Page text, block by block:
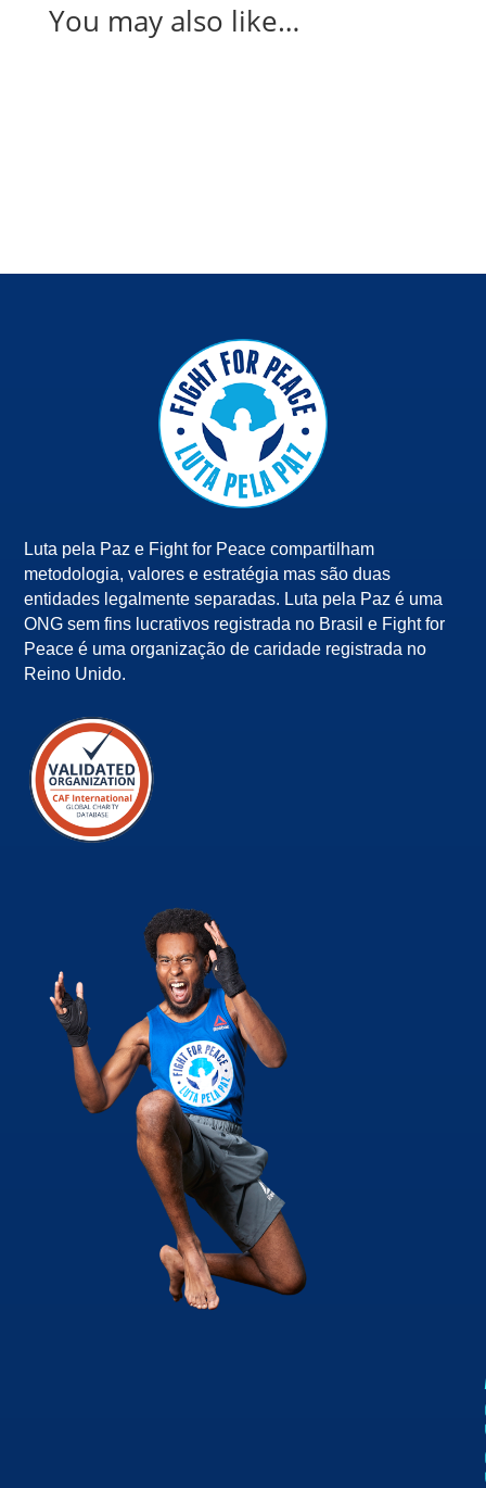
You may also like…
Luta pela Paz e Fight for Peace compartilham
metodologia, valores e estratégia mas são duas
entidades legalmente separadas. Luta pela Paz é uma
ONG sem fins lucrativos registrada no Brasil e Fight for
Peace é uma organização de caridade registrada no
Reino Unido.